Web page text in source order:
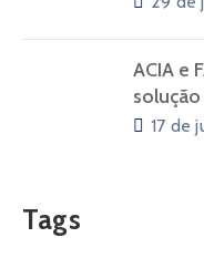
ACIA e
17 de
Tags